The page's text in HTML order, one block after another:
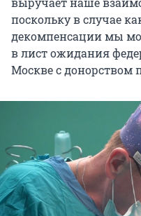
поскольку в случае
декомпенсации мы
в лист ожидания
Москве с донорством